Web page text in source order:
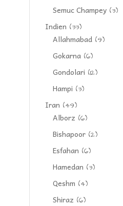
Semuc Champey (3)
Indien (33)
Allahmabad (9)
Gokarna (6)
Gondolari (12)
Hampi (3)
Iran (49)
Alborz (6)
Bishapoor (2)
Esfahan (6)
Hamedan (3)
Qeshm (4)
Shiraz (6)